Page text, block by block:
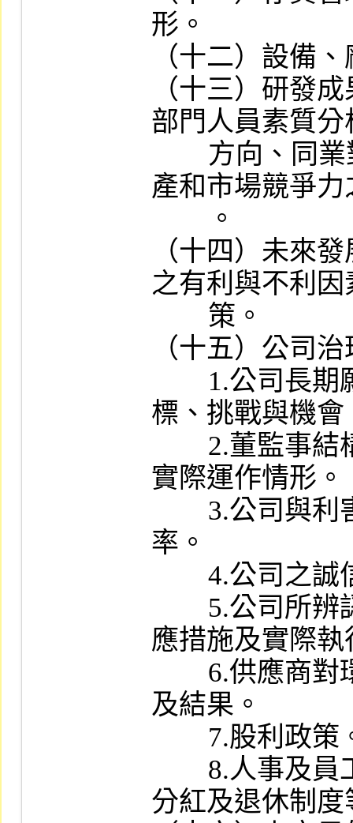
形。
（十二）設備
（十三）研發
部門人員素質
產和市場競爭
（十四）未來
之有利與不利
（十五）公司
標、挑戰與機會
實際運作情形。
率。
應措施及實際執
及結果。
分紅及退休制度